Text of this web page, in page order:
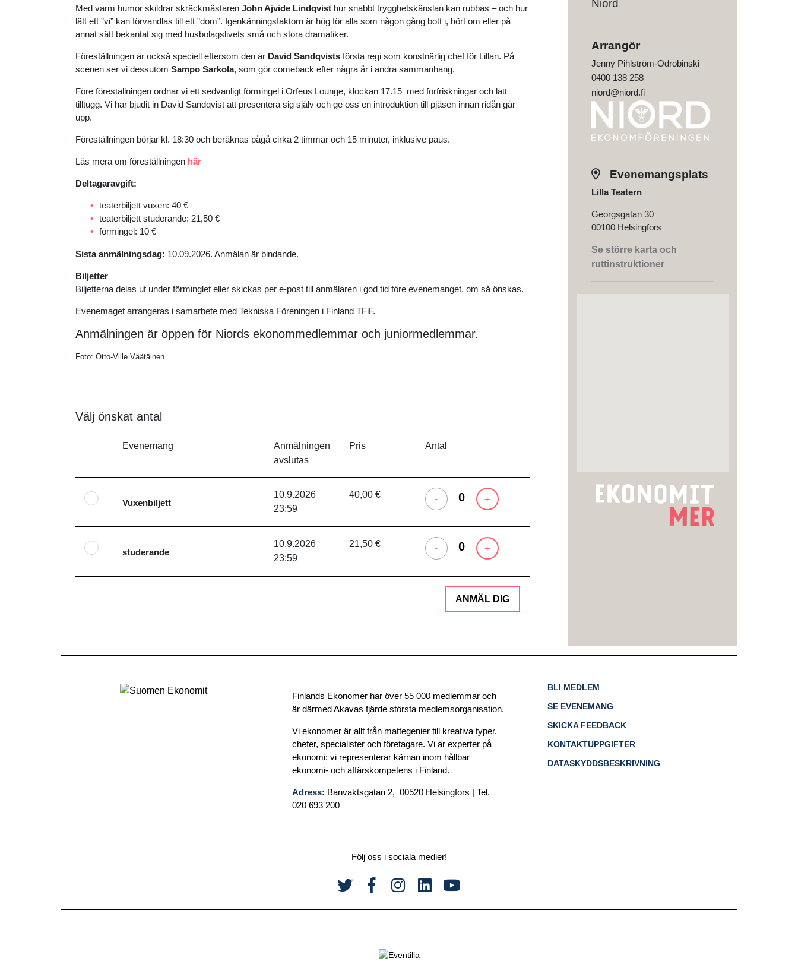
Med varm humor skildrar skräckmästaren John Ajvide Lindqvist hur snabbt trygghetskänslan kan rubbas – och hur
lätt ett ”vi” kan förvandlas till ett ”dom”. Igenkänningsfaktorn är hög för alla som någon gång bott i, hört om eller på
annat sätt bekantat sig med husbolagslivets små och stora dramatiker.
Föreställningen är också speciell eftersom den är David Sandqvists första regi som konstnärlig chef för Lillan. På
scenen ser vi dessutom Sampo Sarkola, som gör comeback efter några år i andra sammanhang.
Före föreställningen ordnar vi ett sedvanligt förmingel i Orfeus Lounge, klockan 17.15 med förfriskningar och lätt
tilltugg. Vi har bjudit in David Sandqvist att presentera sig själv och ge oss en introduktion till pjäsen innan ridån går
upp.
Föreställningen börjar kl. 18:30 och beräknas pågå cirka 2 timmar och 15 minuter, inklusive paus.
Läs mera om föreställningen här
Deltagaravgift:
teaterbiljett vuxen: 40 €
teaterbiljett studerande: 21,50 €
förmingel: 10 €
Sista anmälningsdag: 10.09.2026. Anmälan är bindande.
Biljetter
Biljetterna delas ut under förminglet eller skickas per e-post till anmälaren i god tid före evenemanget, om så önskas.
Evenemaget arrangeras i samarbete med Tekniska Föreningen i Finland TFiF.
Anmälningen är öppen för Niords ekonommedlemmar och juniormedlemmar.
Foto: Otto-Ville Väätäinen
Välj önskat antal
Evenemang
Anmälningen
avslutas
Pris Antal
Vuxenbiljett
10.9.2026
23:59
40,00 € - +
studerande
10.9.2026
23:59
21,50 € - +
Arrangör
Jenny Pihlström-Odrobinski
0400 138 258
niord@niord.fi
Evenemangsplats
Lilla Teatern
Georgsgatan 30
00100 Helsingfors
Se större karta och
ruttinstruktioner
Finlands Ekonomer har över 55 000 medlemmar och
är därmed Akavas fjärde största medlemsorganisation.
Vi ekonomer är allt från mattegenier till kreativa typer,
chefer, specialister och företagare. Vi är experter på
ekonomi: vi representerar kärnan inom hållbar
ekonomi- och affärskompetens i Finland.
Adress: Banvaktsgatan 2, 00520 Helsingfors | Tel.
020 693 200
BLI MEDLEM
SE EVENEMANG
SKICKA FEEDBACK
KONTAKTUPPGIFTER
DATASKYDDSBESKRIVNING
Följ oss i sociala medier!